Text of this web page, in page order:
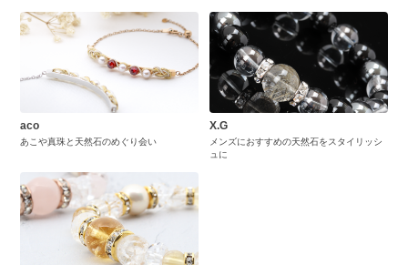
aco
あこや真珠と天然石のめぐり会い
X.G
メンズにおすすめの天然石をスタイリッシ
ュに